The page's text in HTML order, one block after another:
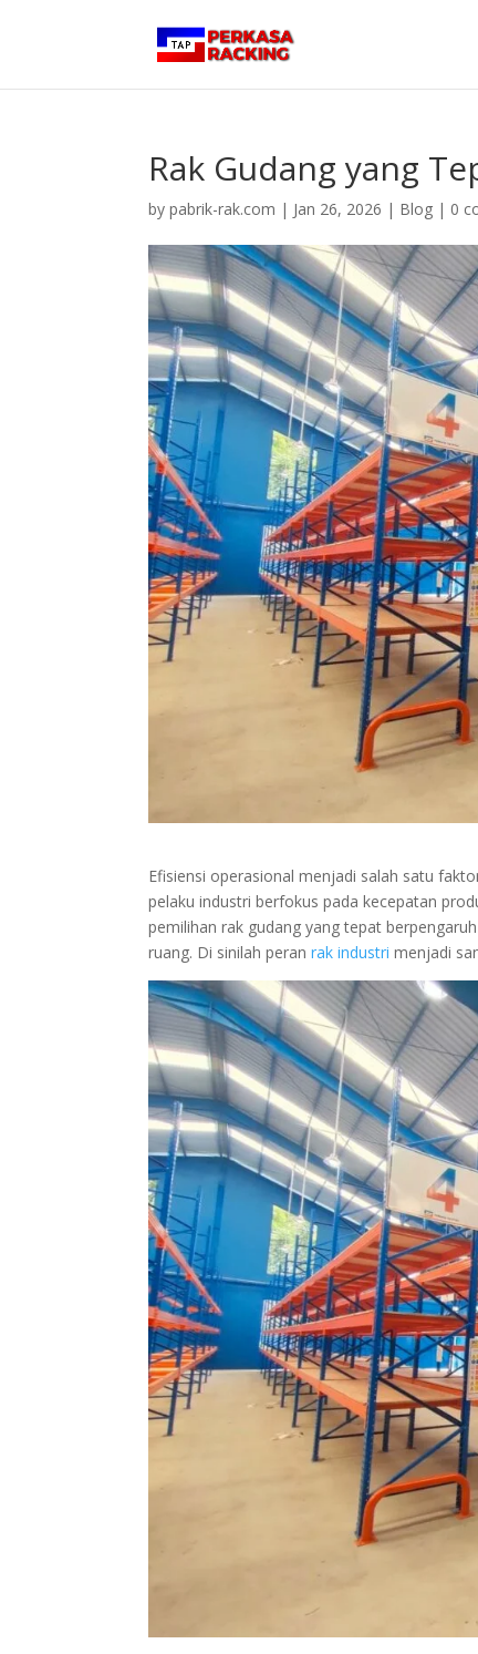
Rak Gudang yang
bypabrik-rak.com | Jan 26, 2026 | Blog | 0
Efisiensi operasional menjadi salah satu
pelaku industri berfokus pada kecepatan
pemilihan rak gudang yang tepat
ruang. Di sinilah peran rak industri menjadi